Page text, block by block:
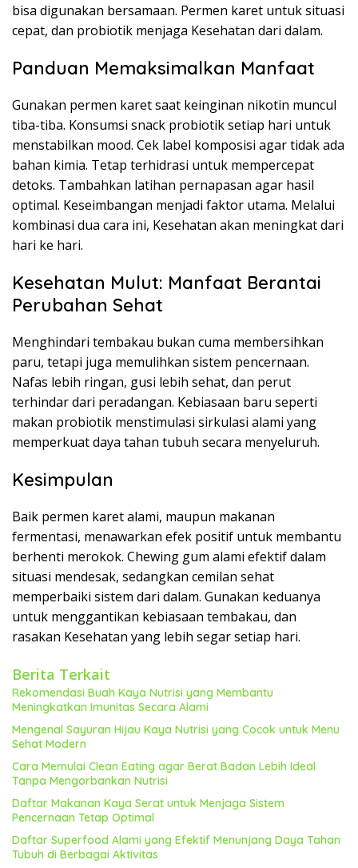
bisa digunakan bersamaan. Permen karet untuk situasi
cepat, dan probiotik menjaga Kesehatan dari dalam.
Panduan Memaksimalkan Manfaat
Gunakan permen karet saat keinginan nikotin muncul
tiba-tiba. Konsumsi snack probiotik setiap hari untuk
menstabilkan mood. Cek label komposisi agar tidak ada
bahan kimia. Tetap terhidrasi untuk mempercepat
detoks. Tambahkan latihan pernapasan agar hasil
optimal. Keseimbangan menjadi faktor utama. Melalui
kombinasi dua cara ini, Kesehatan akan meningkat dari
hari ke hari.
Kesehatan Mulut: Manfaat Berantai
Perubahan Sehat
Menghindari tembakau bukan cuma membersihkan
paru, tetapi juga memulihkan sistem pencernaan.
Nafas lebih ringan, gusi lebih sehat, dan perut
terhindar dari peradangan. Kebiasaan baru seperti
makan probiotik menstimulasi sirkulasi alami yang
memperkuat daya tahan tubuh secara menyeluruh.
Kesimpulan
Baik permen karet alami, maupun makanan
fermentasi, menawarkan efek positif untuk membantu
berhenti merokok. Chewing gum alami efektif dalam
situasi mendesak, sedangkan cemilan sehat
memperbaiki sistem dari dalam. Gunakan keduanya
untuk menggantikan kebiasaan tembakau, dan
rasakan Kesehatan yang lebih segar setiap hari.
Berita Terkait
Rekomendasi Buah Kaya Nutrisi yang Membantu
Meningkatkan Imunitas Secara Alami
Mengenal Sayuran Hijau Kaya Nutrisi yang Cocok untuk Menu
Sehat Modern
Cara Memulai Clean Eating agar Berat Badan Lebih Ideal
Tanpa Mengorbankan Nutrisi
Daftar Makanan Kaya Serat untuk Menjaga Sistem
Pencernaan Tetap Optimal
Daftar Superfood Alami yang Efektif Menunjang Daya Tahan
Tubuh di Berbagai Aktivitas